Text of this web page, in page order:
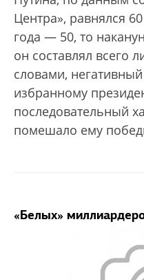
Центра», равнялся
года — 50, то
он составлял всего
словами,
избранному
последовательный
помешало ему
«Белых»